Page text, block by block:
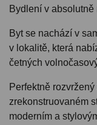
Bydlení v
Byt se nachází v
v lokalitě, která
četných
Perfektně
zrekonstruovaném
moderním a